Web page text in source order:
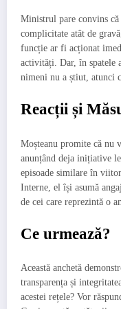
Ministrul pare convins
complicitate atât de
funcție ar fi acționat
activități. Dar, în spatele
nimeni nu a știut, atunci
Reacții și
Moșteanu promite că nu
anunțând deja inițiative
episoade similare în
Interne, el își asumă
de cei care reprezintă o
Ce urmează?
Această anchetă
transparența și
acestei rețele? Vor